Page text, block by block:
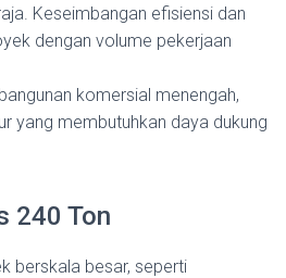
Keseimbangan efisiensi dan
dengan volume pekerjaan
komersial menengah,
yang membutuhkan daya dukung
240 Ton
berskala besar, seperti